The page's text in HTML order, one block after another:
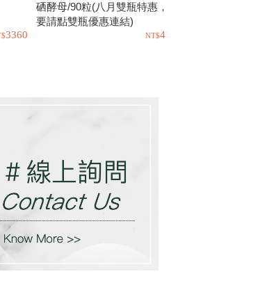
3360
硒酵母/90粒(八月雙瓶特惠，需
要請點雙瓶優惠連結)
4120